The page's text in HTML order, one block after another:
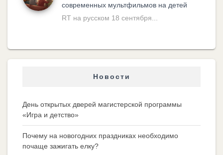
современных мультфильмов на детей
RT на русском 18 сентября...
Новости
День открытых дверей магистерской программы
«Игра и детство»
Почему на новогодних праздниках необходимо
почаще зажигать елку?